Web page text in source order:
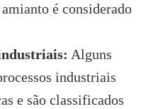
é considerado
Alguns
industriais
e são classificados